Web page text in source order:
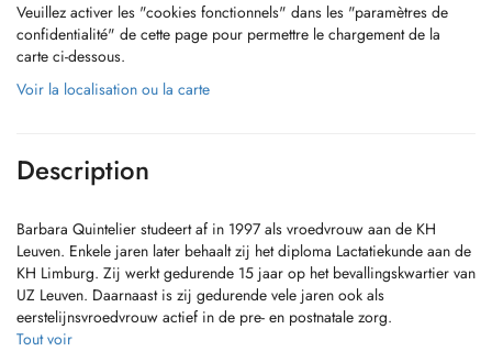
Veuillez activer les "cookies fonctionnels" dans les "paramètres de
confidentialité" de cette page pour permettre le chargement de la
carte ci-dessous.
Voir la localisation ou la carte
Description
Barbara Quintelier studeert af in 1997 als vroedvrouw aan de KH
Leuven. Enkele jaren later behaalt zij het diploma Lactatiekunde aan de
KH Limburg. Zij werkt gedurende 15 jaar op het bevallingskwartier van
UZ Leuven. Daarnaast is zij gedurende vele jaren ook als
eerstelijnsvroedvrouw actief in de pre- en postnatale zorg.
Tout voir